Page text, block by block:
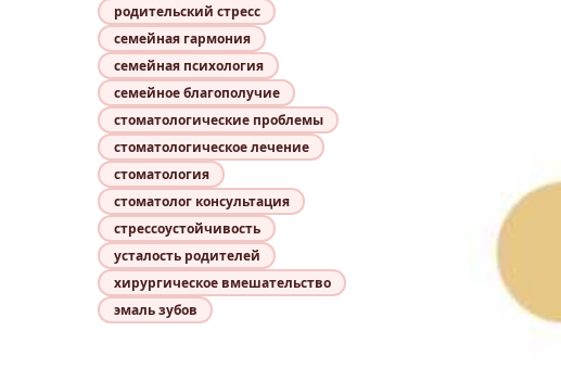
родительский стресс
семейная гармония
семейная психология
семейное благополучие
стоматологические проблемы
стоматологическое лечение
стоматология
стоматолог консультация
стрессоустойчивость
усталость родителей
хирургическое вмешательство
эмаль зубов